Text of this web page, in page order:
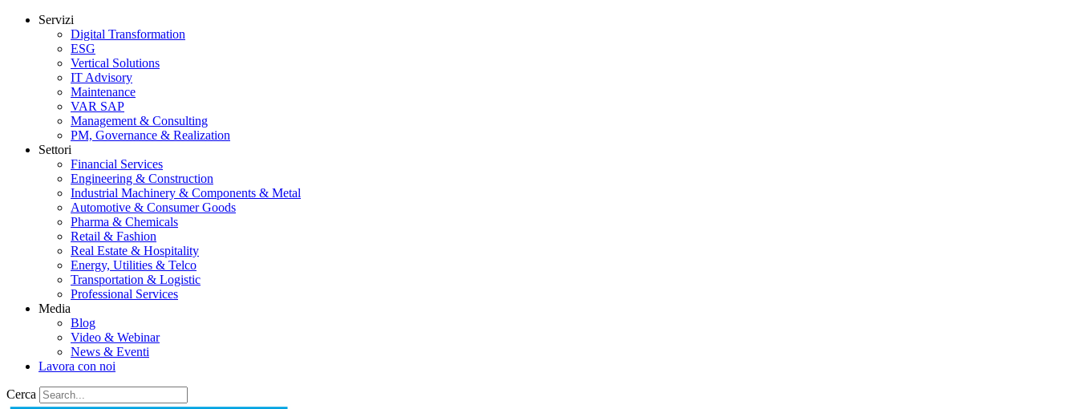
Servizi
Digital Transformation
ESG
Vertical Solutions
IT Advisory
Maintenance
VAR SAP
Management & Consulting
PM, Governance & Realization
Settori
Financial Services
Engineering & Construction
Industrial Machinery & Components & Metal
Automotive & Consumer Goods
Pharma & Chemicals
Retail & Fashion
Real Estate & Hospitality
Energy, Utilities & Telco
Transportation & Logistic
Professional Services
Media
Blog
Video & Webinar
News & Eventi
Lavora con noi
Cerca